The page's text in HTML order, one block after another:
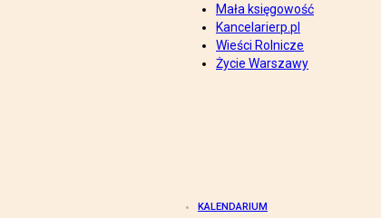
Mała księgowość
Kancelarierp.pl
Wieści Rolnicze
Życie Warszawy
KALENDARIUM